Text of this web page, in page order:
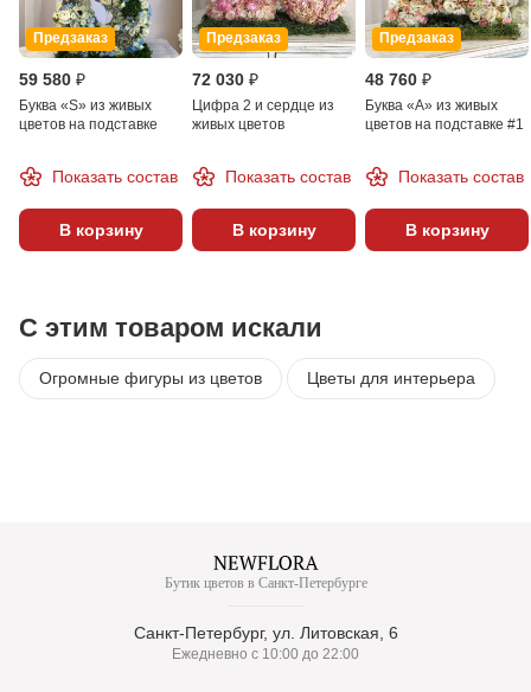
Предзаказ
59 580 ₽
Буква «S» из живых
цветов на подставке
Показать состав
В корзину
Предзаказ
72 030 ₽
Цифра 2 и сердце из
живых цветов
Показать состав
В корзину
Предзаказ
48 760 ₽
Буква «A» из живых
цветов на подставке #1
Показать состав
В корзину
С этим товаром искали
Огромные фигуры из цветов Цветы для интерьера
Бутик цветов в Санкт-Петербурге
Санкт-Петербург, ул. Литовская, 6
Ежедневно с 10:00 до 22:00